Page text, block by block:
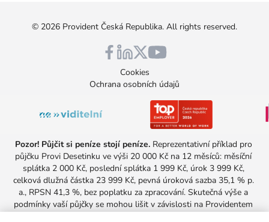
© 2026 Provident Česká Republika. All rights reserved.
Cookies
Ochrana osobních údajů
Pozor! Půjčit si peníze stojí peníze. Reprezentativní příklad pro
půjčku Provi Desetinku ve výši 20 000 Kč na 12 měsíců: měsíční
splátka 2 000 Kč, poslední splátka 1 999 Kč, úrok 3 999 Kč,
celková dlužná částka 23 999 Kč, pevná úroková sazba 35,1 % p.
a., RPSN 41,3 %, bez poplatku za zpracování. Skutečná výše a
podmínky vaší půjčky se mohou lišit v závislosti na Providentem